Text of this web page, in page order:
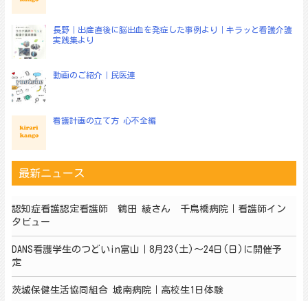
長野｜出産直後に脳出血を発症した事例より｜キラッと看護介護
実践集より
動画のご紹介｜民医連
看護計画の立て方 心不全編
最新ニュース
認知症看護認定看護師 鶴田 綾さん 千鳥橋病院｜看護師イン
タビュー
DANS看護学生のつどいin富山｜8月23(土)～24日(日)に開催予
定
茨城保健生活協同組合 城南病院｜高校生1日体験